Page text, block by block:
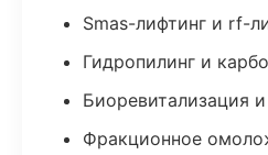
Smas-лифтинг и rf-
Гидропилинг и
Биоревитализация
Фракционное